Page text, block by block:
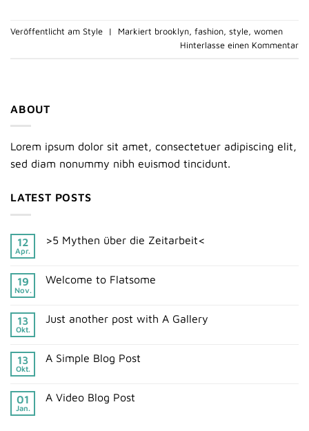
Veröffentlicht am Style | Markiert brooklyn, fashion, style, women
Hinterlasse einen Kommentar
ABOUT
Lorem ipsum dolor sit amet, consectetuer adipiscing elit,
sed diam nonummy nibh euismod tincidunt.
LATEST POSTS
12
Apr.
>5 Mythen über die Zeitarbeit<
19
Nov.
Welcome to Flatsome
13
Okt.
Just another post with A Gallery
13
Okt.
A Simple Blog Post
01
Jan.
A Video Blog Post